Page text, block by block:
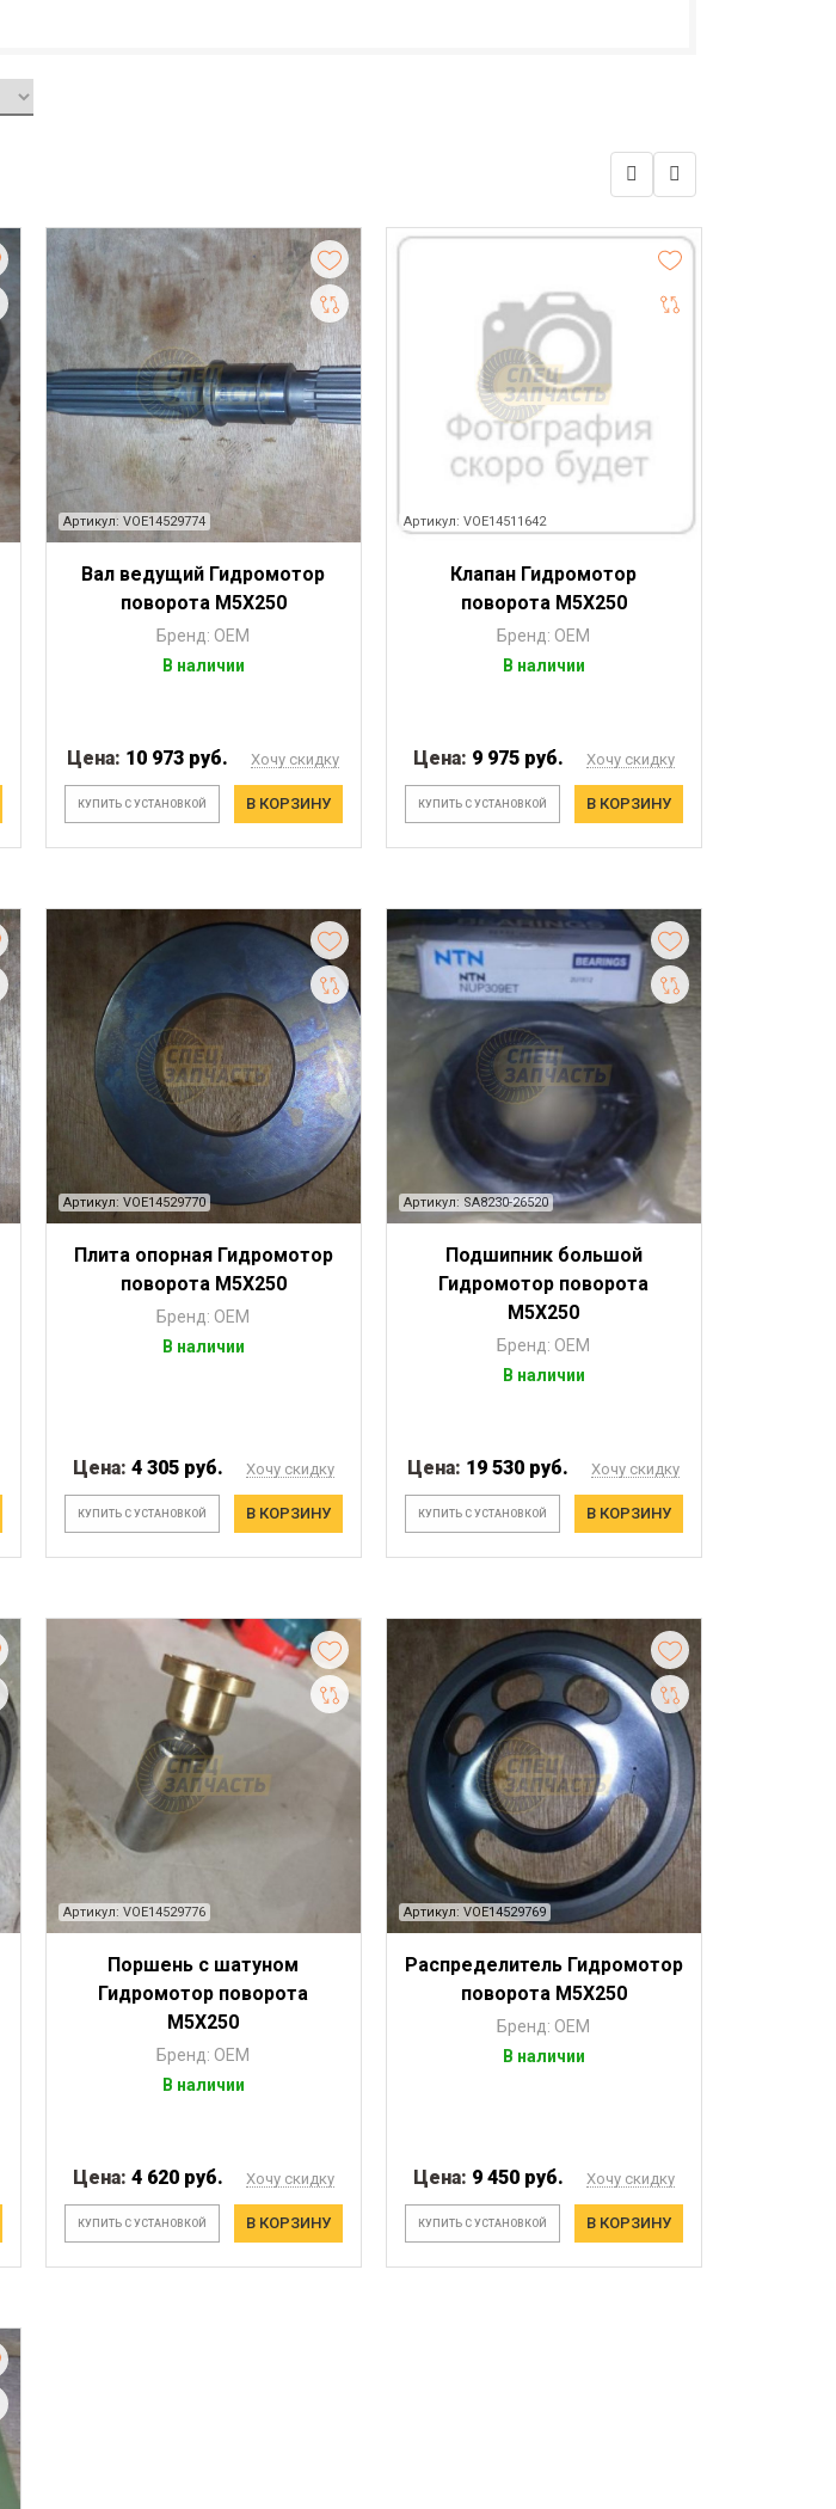
Артикул: VOE14529774
Вал ведущий Гидромотор
поворота М5Х250
Бренд: OEM
В наличии
Цена: 10 973 руб. Хочу скидку
КУПИТЬ С УСТАНОВКОЙ В КОРЗИНУ
Артикул: VOE14511642
Клапан Гидромотор
поворота М5Х250
Бренд: OEM
В наличии
Цена: 9 975 руб. Хочу скидку
КУПИТЬ С УСТАНОВКОЙ В КОРЗИНУ
Артикул: VOE14529770
Плита опорная Гидромотор
поворота М5Х250
Бренд: OEM
В наличии
Цена: 4 305 руб. Хочу скидку
КУПИТЬ С УСТАНОВКОЙ В КОРЗИНУ
Артикул: SA8230-26520
Подшипник большой
Гидромотор поворота
М5Х250
Бренд: OEM
В наличии
Цена: 19 530 руб. Хочу скидку
КУПИТЬ С УСТАНОВКОЙ В КОРЗИНУ
Артикул: VOE14529776
Поршень с шатуном
Гидромотор поворота
М5Х250
Бренд: OEM
В наличии
Цена: 4 620 руб. Хочу скидку
КУПИТЬ С УСТАНОВКОЙ В КОРЗИНУ
Артикул: VOE14529769
Распределитель Гидромотор
поворота М5Х250
Бренд: OEM
В наличии
Цена: 9 450 руб. Хочу скидку
КУПИТЬ С УСТАНОВКОЙ В КОРЗИНУ